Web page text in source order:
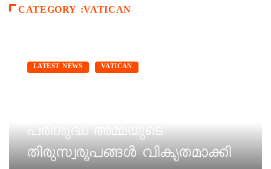
CATEGORY :VATICAN
LATEST NEWS VATICAN
പരിശുദ്ധ അമ്മയുടെ
തിരുസ്വരൂപങ്ങള്‍ വികൃതമാക്കി